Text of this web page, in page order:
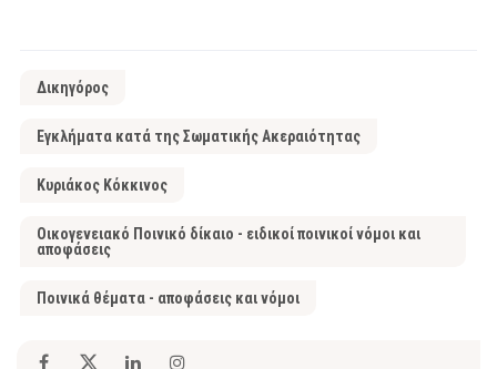
Δικηγόρος
Εγκλήματα κατά της Σωματικής Ακεραιότητας
Κυριάκος Κόκκινος
Οικογενειακό Ποινικό δίκαιο - ειδικοί ποινικοί νόμοι και
αποφάσεις
Ποινικά θέματα - αποφάσεις και νόμοι